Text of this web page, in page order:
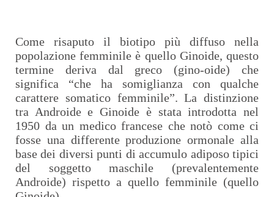
Come risaputo il biotipo più diffuso nella
popolazione femminile è quello Ginoide, questo
termine deriva dal greco (gino-oide) che
significa “che ha somiglianza con qualche
carattere somatico femminile”. La distinzione
tra Androide e Ginoide è stata introdotta nel
1950 da un medico francese che notò come ci
fosse una differente produzione ormonale alla
base dei diversi punti di accumulo adiposo tipici
del soggetto maschile (prevalentemente
Androide) rispetto a quello femminile (quello